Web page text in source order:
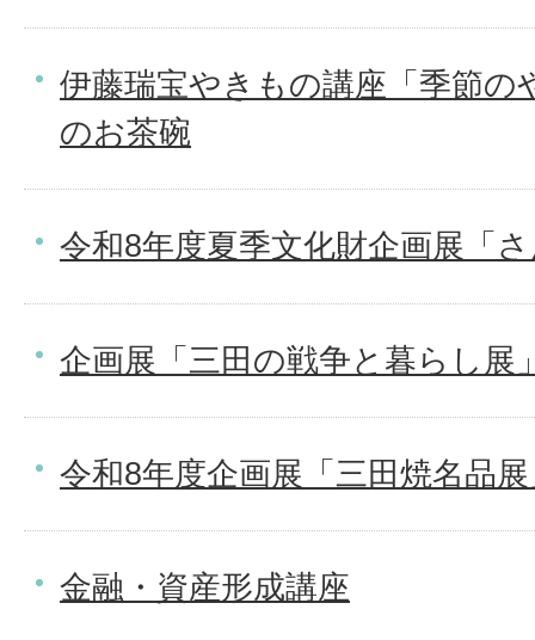
伊藤瑞宝やきもの講座「季節の
のお茶碗
令和8年度夏季文化財企画展「
企画展「三田の戦争と暮らし展
令和8年度企画展「三田焼名品
金融・資産形成講座